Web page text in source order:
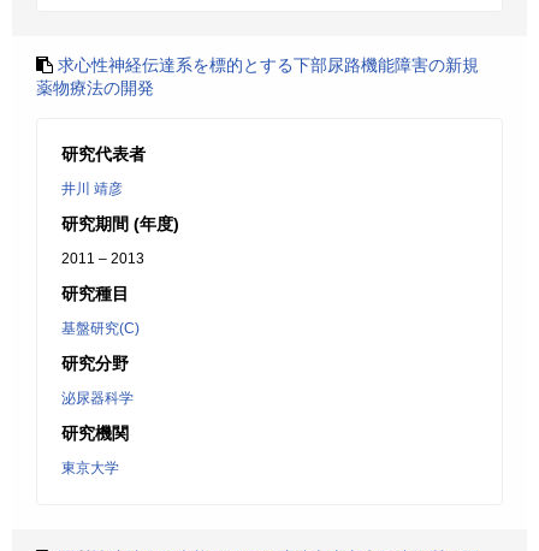
求心性神経伝達系を標的とする下部尿路機能障害の新規
薬物療法の開発
研究代表者
井川 靖彦
研究期間 (年度)
2011 – 2013
研究種目
基盤研究(C)
研究分野
泌尿器科学
研究機関
東京大学